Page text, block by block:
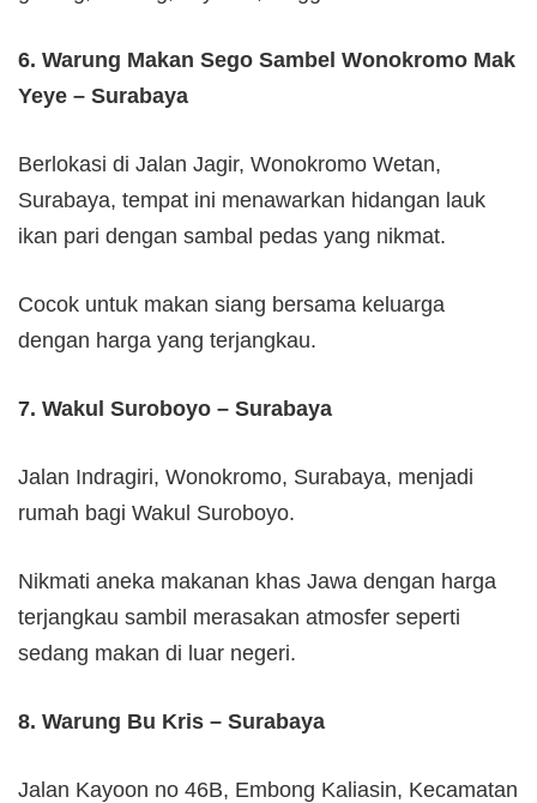
6. Warung Makan Sego Sambel Wonokromo Mak
Yeye – Surabaya
Berlokasi di Jalan Jagir, Wonokromo Wetan,
Surabaya, tempat ini menawarkan hidangan lauk
ikan pari dengan sambal pedas yang nikmat.
Cocok untuk makan siang bersama keluarga
dengan harga yang terjangkau.
7. Wakul Suroboyo – Surabaya
Jalan Indragiri, Wonokromo, Surabaya, menjadi
rumah bagi Wakul Suroboyo.
Nikmati aneka makanan khas Jawa dengan harga
terjangkau sambil merasakan atmosfer seperti
sedang makan di luar negeri.
8. Warung Bu Kris – Surabaya
Jalan Kayoon no 46B, Embong Kaliasin, Kecamatan